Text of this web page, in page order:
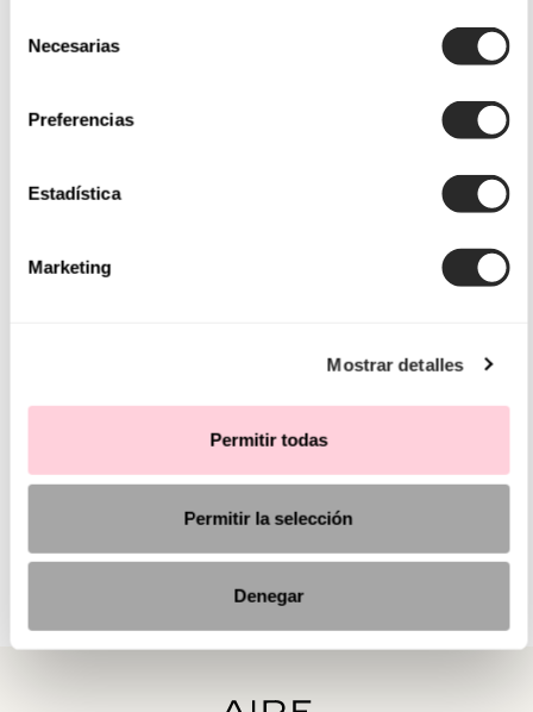
Necesarias
Preferencias
Estadística
Marketing
Mostrar detalles
Permitir todas
Permitir la selección
Denegar